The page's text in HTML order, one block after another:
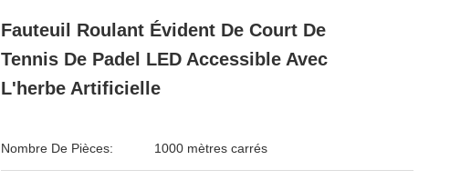
Fauteuil Roulant Évident De Court De
Tennis De Padel LED Accessible Avec
L'herbe Artificielle
Nombre De Pièces: 1000 mètres carrés